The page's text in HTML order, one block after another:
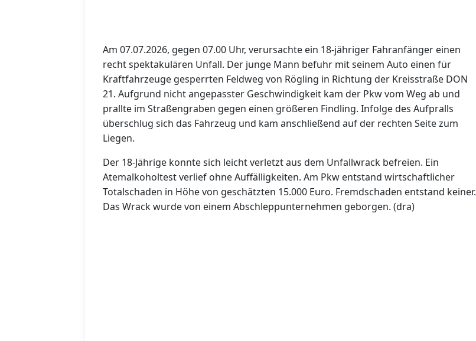
Am 07.07.2026, gegen 07.00 Uhr, verursachte ein 18-jähriger Fahranfänger einen
recht spektakulären Unfall. Der junge Mann befuhr mit seinem Auto einen für
Kraftfahrzeuge gesperrten Feldweg von Rögling in Richtung der Kreisstraße DON
21. Aufgrund nicht angepasster Geschwindigkeit kam der Pkw vom Weg ab und
prallte im Straßengraben gegen einen größeren Findling. Infolge des Aufpralls
überschlug sich das Fahrzeug und kam anschließend auf der rechten Seite zum
Liegen.
Der 18-Jährige konnte sich leicht verletzt aus dem Unfallwrack befreien. Ein
Atemalkoholtest verlief ohne Auffälligkeiten. Am Pkw entstand wirtschaftlicher
Totalschaden in Höhe von geschätzten 15.000 Euro. Fremdschaden entstand keiner.
Das Wrack wurde von einem Abschleppunternehmen geborgen. (dra)